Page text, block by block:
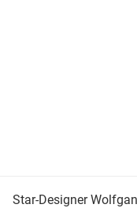
Star-Designer